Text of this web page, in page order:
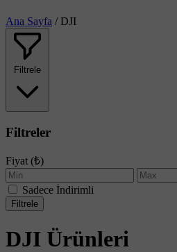
Ana Sayfa / DJI
Filtrele
Filtreler
Fiyat (₺)
Sadece İndirimli
Filtrele
DJI Ürünleri